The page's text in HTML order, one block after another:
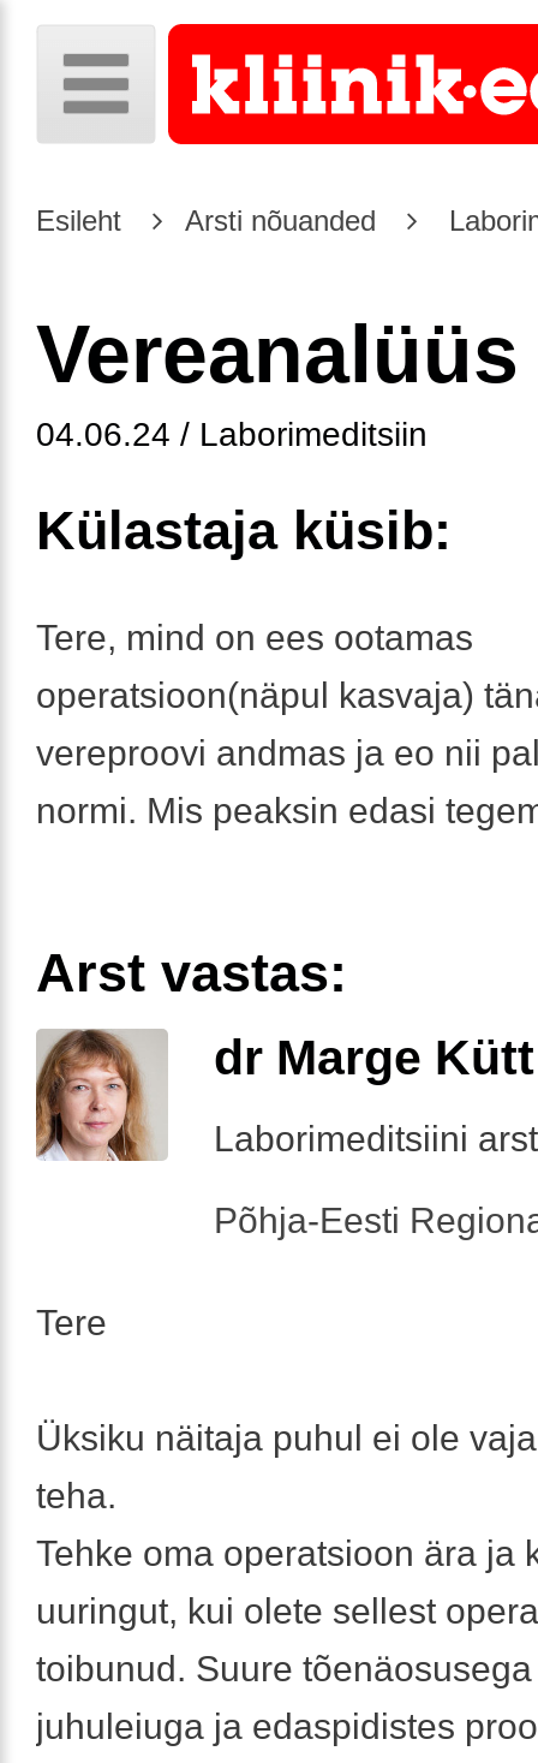
Esileht Arsti nõuanded
Vereanalüüs
04.06.24 / Laborimeditsiin
Külastaja küsib:
Tere, mind on ees ootamas
operatsioon(näpul kasvaja)
vereproovi andmas ja eo nii
normi. Mis peaksin edasi
Arst vastas:
dr Marge Kütt
Laborimeditsiini arst
Põhja-Eesti
Tere
Üksiku näitaja puhul ei ole
teha.
Tehke oma operatsioon ära ja
uuringut, kui olete sellest
toibunud. Suure
juhuleiuga ja edaspidistes